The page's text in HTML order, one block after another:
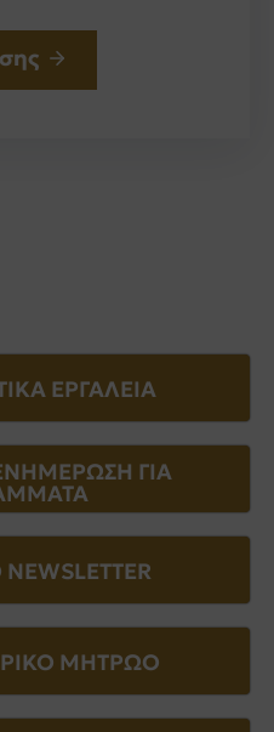
ΕΡΓΑΛΕΙΑ
ΓΙΑ
ΜΗΤΡΩΟ